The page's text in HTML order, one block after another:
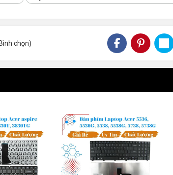
tính từ thời điểm mua sản phẩm tại shop
bảo hành khi
4320, 4420
công ty cài đặt phần mềm hỗ trợ 50%
phím laptop Acervới giá tốt nhất , chất lượng
kiện laptop tại Đà Nẵng uy tín cho khách hàng
chọn)